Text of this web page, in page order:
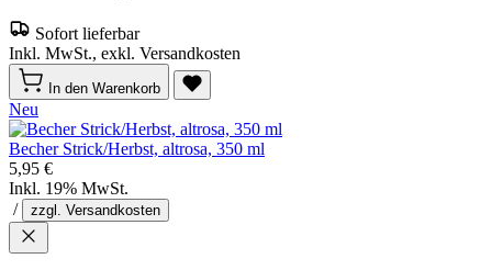
Sofort lieferbar
Inkl. MwSt., exkl. Versandkosten
In den Warenkorb
Neu
Becher Strick/Herbst, altrosa, 350 ml
5,95 €
Inkl. 19% MwSt.
/
zzgl. Versandkosten